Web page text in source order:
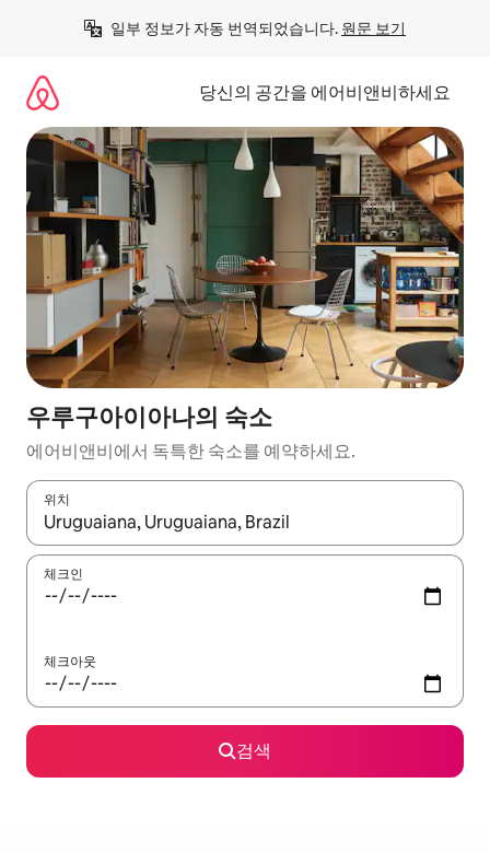
일부 정보가 자동 번역되었습니다. 원문 보기
당신의 공간을 에어비앤비하세요
우루구아이아나의 숙소
에어비앤비에서 독특한 숙소를 예약하세요.
위치
결과가 나오면 위·아래 화살표 키를 사용하거나 터치 또는 스와이
체크인
체크아웃
검색